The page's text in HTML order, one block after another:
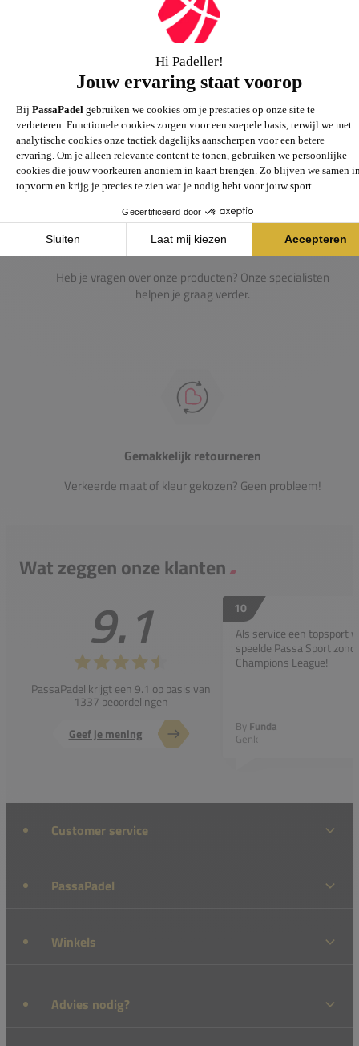
Groot assortiment
Gigantisch assortiment met meer dan 21.000+
artikelen
Passie voor de sport
Heb je vragen over onze producten? Onze specialisten
helpen je graag verder.
Gemakkelijk retourneren
Verkeerde maat of kleur gekozen? Geen probleem!
Wat zeggen onze klanten
9.1
PassaPadel krijgt een 9.1 op basis van
1337 beoordelingen
Geef je mening
10
Als service een topsport
speelde Passa Sport
Champions League!
By Funda
Genk
Customer service
PassaPadel
Winkels
Advies nodig?